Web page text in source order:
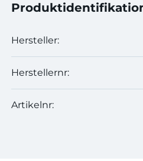
Hersteller:
Herstellernr:
Artikelnr: